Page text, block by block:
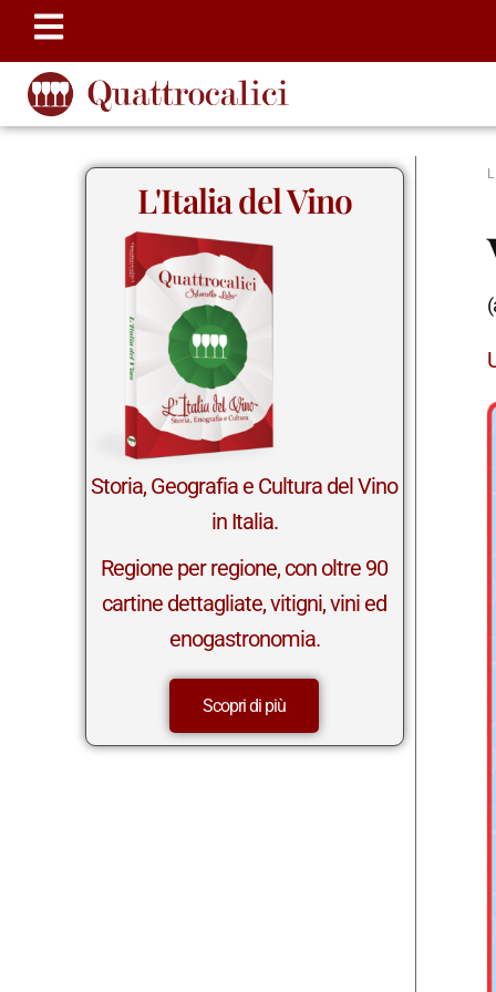
L'Italia del Vino
Storia, Geografia e Cultura del Vino
in Italia.
Regione per regione, con oltre 90
cartine dettagliate, vitigni, vini ed
enogastronomia.
Scopri di più